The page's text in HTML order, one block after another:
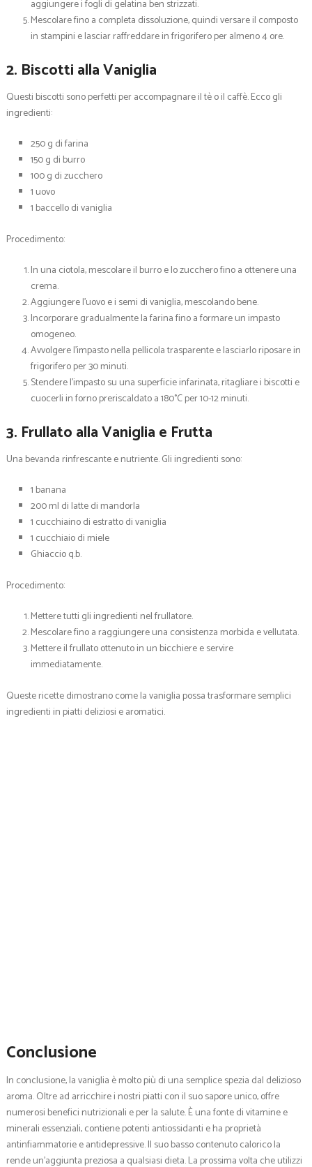
aggiungere i fogli di gelatina ben strizzati.
Mescolare fino a completa dissoluzione, quindi versare il composto
in stampini e lasciar raffreddare in frigorifero per almeno 4 ore.
2. Biscotti alla Vaniglia
Questi biscotti sono perfetti per accompagnare il tè o il caffè. Ecco gli
ingredienti:
250 g di farina
150 g di burro
100 g di zucchero
1 uovo
1 baccello di vaniglia
Procedimento:
In una ciotola, mescolare il burro e lo zucchero fino a ottenere una
crema.
Aggiungere l’uovo e i semi di vaniglia, mescolando bene.
Incorporare gradualmente la farina fino a formare un impasto
omogeneo.
Avvolgere l’impasto nella pellicola trasparente e lasciarlo riposare in
frigorifero per 30 minuti.
Stendere l’impasto su una superficie infarinata, ritagliare i biscotti e
cuocerli in forno preriscaldato a 180°C per 10-12 minuti.
3. Frullato alla Vaniglia e Frutta
Una bevanda rinfrescante e nutriente. Gli ingredienti sono:
1 banana
200 ml di latte di mandorla
1 cucchiaino di estratto di vaniglia
1 cucchiaio di miele
Ghiaccio q.b.
Procedimento:
Mettere tutti gli ingredienti nel frullatore.
Mescolare fino a raggiungere una consistenza morbida e vellutata.
Mettere il frullato ottenuto in un bicchiere e servire
immediatamente.
Queste ricette dimostrano come la vaniglia possa trasformare semplici
ingredienti in piatti deliziosi e aromatici.
Conclusione
In conclusione, la vaniglia è molto più di una semplice spezia dal delizioso
aroma. Oltre ad arricchire i nostri piatti con il suo sapore unico, offre
numerosi benefici nutrizionali e per la salute. È una fonte di vitamine e
minerali essenziali, contiene potenti antiossidanti e ha proprietà
antinfiammatorie e antidepressive. Il suo basso contenuto calorico la
rende un’aggiunta preziosa a qualsiasi dieta. La prossima volta che utilizzi